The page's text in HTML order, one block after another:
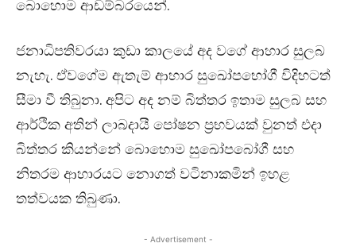
බොහොම ආඩම්බරයෙන්.
ජනාධිපතිවරයා කුඩා කාලයේ අද වගේ ආහාර සුලබ
නැහැ. ඒවගේම ඇතැම් ආහාර සුඛෝපභෝගී විදිහටත්
සීමා වී තිබුනා. අපිට අද නම් බිත්තර ඉතාම සුලබ සහ
ආර්ථික අතින් ලාබදායී පෝෂන ප්‍රභවයක් වුනත් එදා
බිත්තර කියන්නේ බොහොම සුඛෝපබෝගී සහ
නිතරම ආහාරයට නොගත් වටිනාකමින් ඉහළ
තත්වයක තිබුණා.
- Advertisement -